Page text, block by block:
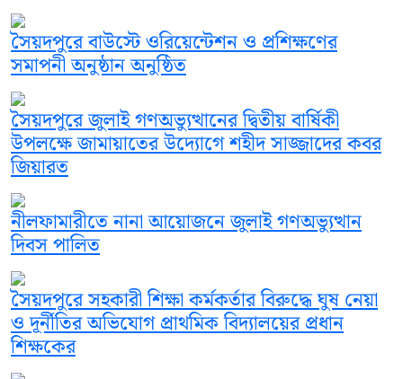
সৈয়দপুরে বাউস্টে ওরিয়েন্টেশন ও প্রশিক্ষণের
সমাপনী অনুষ্ঠান অনুষ্ঠিত
সৈয়দপুরে জুলাই গণঅভ্যুত্থানের দ্বিতীয় বার্ষিকী
উপলক্ষে জামায়াতের উদ্যোগে শহীদ সাজ্জাদের কবর
জিয়ারত
নীলফামারীতে নানা আয়োজনে জুলাই গণঅভ্যুত্থান
দিবস পালিত
সৈয়দপুরে সহকারী শিক্ষা কর্মকর্তার বিরুদ্ধে ঘুষ নেয়া
ও দূর্নীতির অভিযোগ প্রাথমিক বিদ্যালয়ের প্রধান
শিক্ষকের